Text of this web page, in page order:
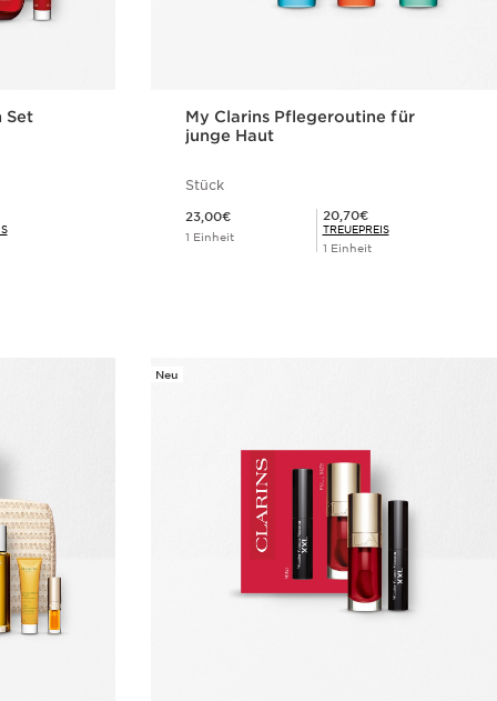
Set
My Clarins Pflegeroutine für
junge Haut
Stück
23,00€
1 Einheit
Mitgliederpreis 20,70€
20,70€
TREUEPREIS
1 Einheit
Neu